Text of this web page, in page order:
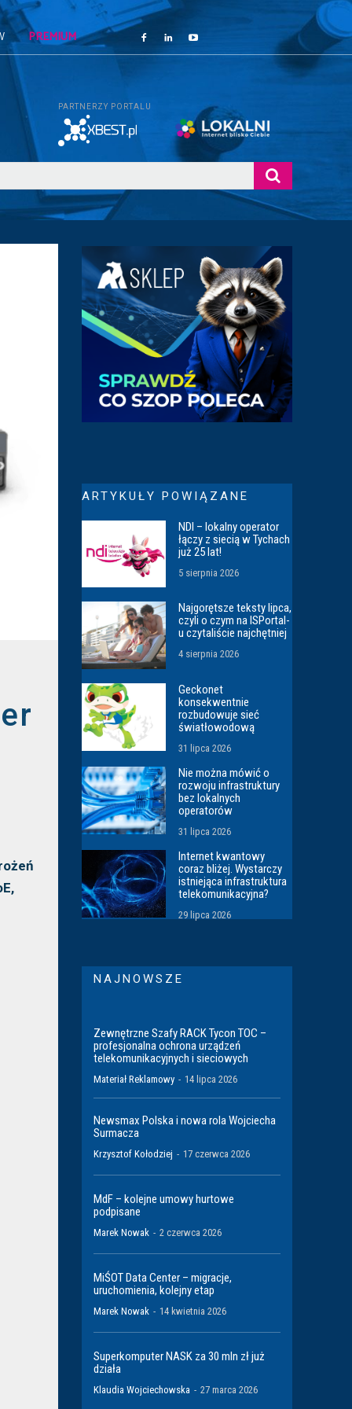
PREMIUM
PARTNERZY PORTALU
ARTYKUŁY POWIĄZANE
NDI – lokalny operator
łączy z siecią w Tychach
już 25 lat!
5 sierpnia 2026
Najgorętsze teksty lipca,
czyli o czym na ISPortal-
u czytaliście najchętniej
4 sierpnia 2026
Geckonet
konsekwentnie
rozbudowuje sieć
światłowodową
31 lipca 2026
Nie można mówić o
rozwoju infrastruktury
bez lokalnych
operatorów
31 lipca 2026
Internet kwantowy
coraz bliżej. Wystarczy
istniejąca infrastruktura
telekomunikacyjna?
29 lipca 2026
NAJNOWSZE
Zewnętrzne Szafy RACK Tycon TOC –
profesjonalna ochrona urządzeń
telekomunikacyjnych i sieciowych
Materiał Reklamowy - 14 lipca 2026
Newsmax Polska i nowa rola Wojciecha
Surmacza
Krzysztof Kołodziej - 17 czerwca 2026
MdF – kolejne umowy hurtowe
podpisane
Marek Nowak - 2 czerwca 2026
MiŚOT Data Center – migracje,
uruchomienia, kolejny etap
Marek Nowak - 14 kwietnia 2026
Superkomputer NASK za 30 mln zł już
działa
Klaudia Wojciechowska - 27 marca 2026